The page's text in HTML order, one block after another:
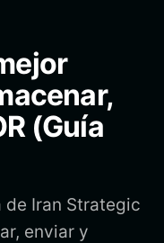
(Guía
Iran Strategic
enviar y